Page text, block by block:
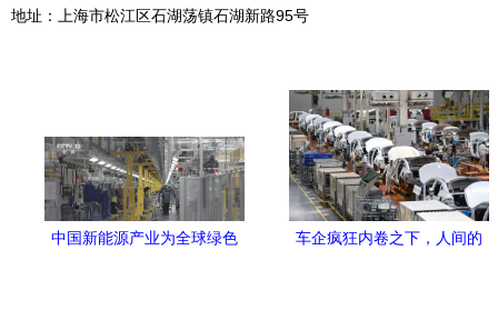
地址：上海市松江区石湖荡镇石湖新路95号
中国新能源产业为全球绿色
车企疯狂内卷之下，人间的